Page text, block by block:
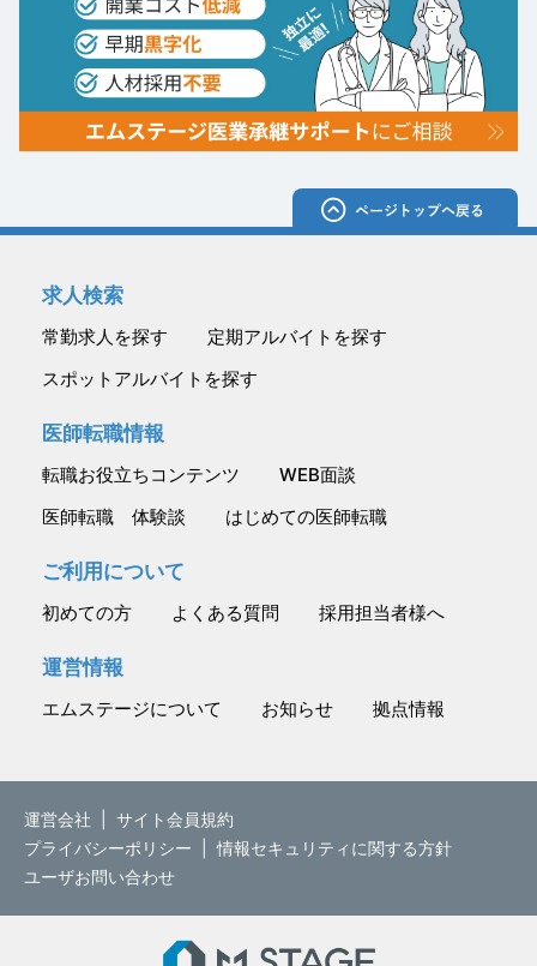
求人検索
常勤求人を探す
定期アルバイトを探す
スポットアルバイトを探す
医師転職情報
転職お役立ちコンテンツ
WEB面談
医師転職 体験談
はじめての医師転職
ご利用について
初めての方 よくある質問 採用担当者様へ
運営情報
エムステージについて お知らせ 拠点情報
運営会社
サイト会員規約
プライバシーポリシー
情報セキュリティに関する方針
ユーザお問い合わせ